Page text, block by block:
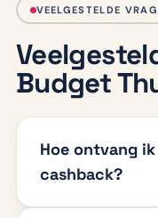
VEELGESTELDE
Budget
Hoe ontvang
cashback?